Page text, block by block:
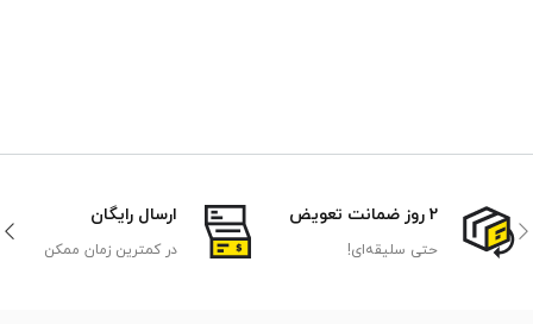
2 روز ضمانت تعویض
حتی سلیقه‌ای!
ارسال رایگان
در کمترین زمان ممکن